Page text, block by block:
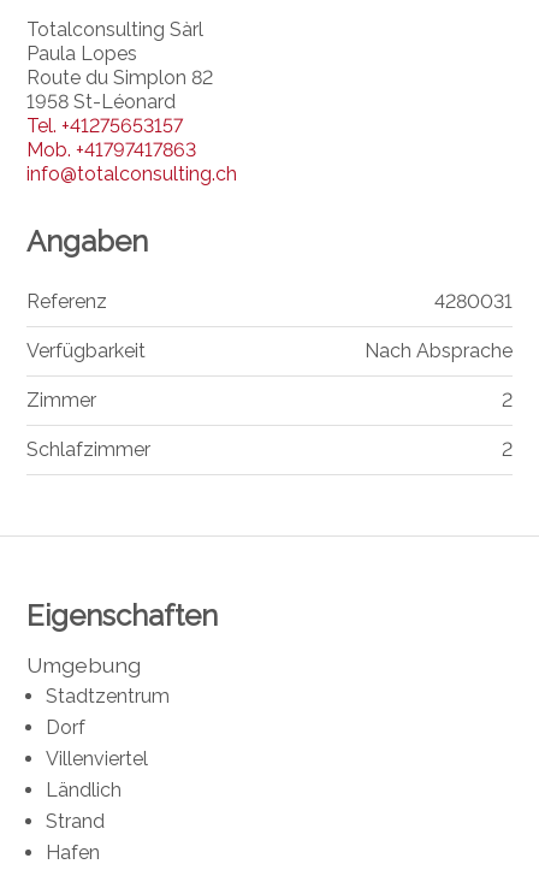
Eigenschaften
Umgebung
Stadtzentrum
Dorf
Villenviertel
Ländlich
Strand
Hafen
Totalconsulting Sàrl
Paula Lopes
Route du Simplon 82
1958 St-Léonard
Tel.+41275653157
Mob.+41797417863
info@totalconsulting.ch
Angaben
Referenz 4280031
Verfügbarkeit Nach Absprache
Zimmer 2
Schlafzimmer 2